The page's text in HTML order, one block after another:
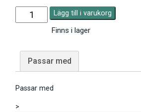
Lägg till i varukorg
Finns i lager
Passar med
Passar med
>